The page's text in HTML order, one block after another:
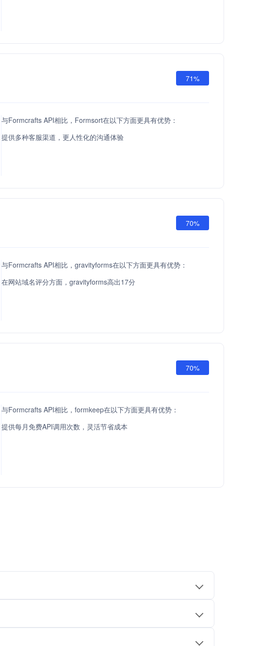
71%
与Formcrafts API相比，Formsort在以下方面更具有优势：
提供多种客服渠道，更人性化的沟通体验
70%
与Formcrafts API相比，gravityforms在以下方面更具有优势：
在网站域名评分方面，gravityforms高出17分
70%
与Formcrafts API相比，formkeep在以下方面更具有优势：
提供每月免费API调用次数，灵活节省成本